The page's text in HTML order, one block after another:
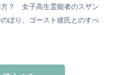
？ 女子高生霊能者のスザン
ぼり、ゴースト彼氏とのすべ